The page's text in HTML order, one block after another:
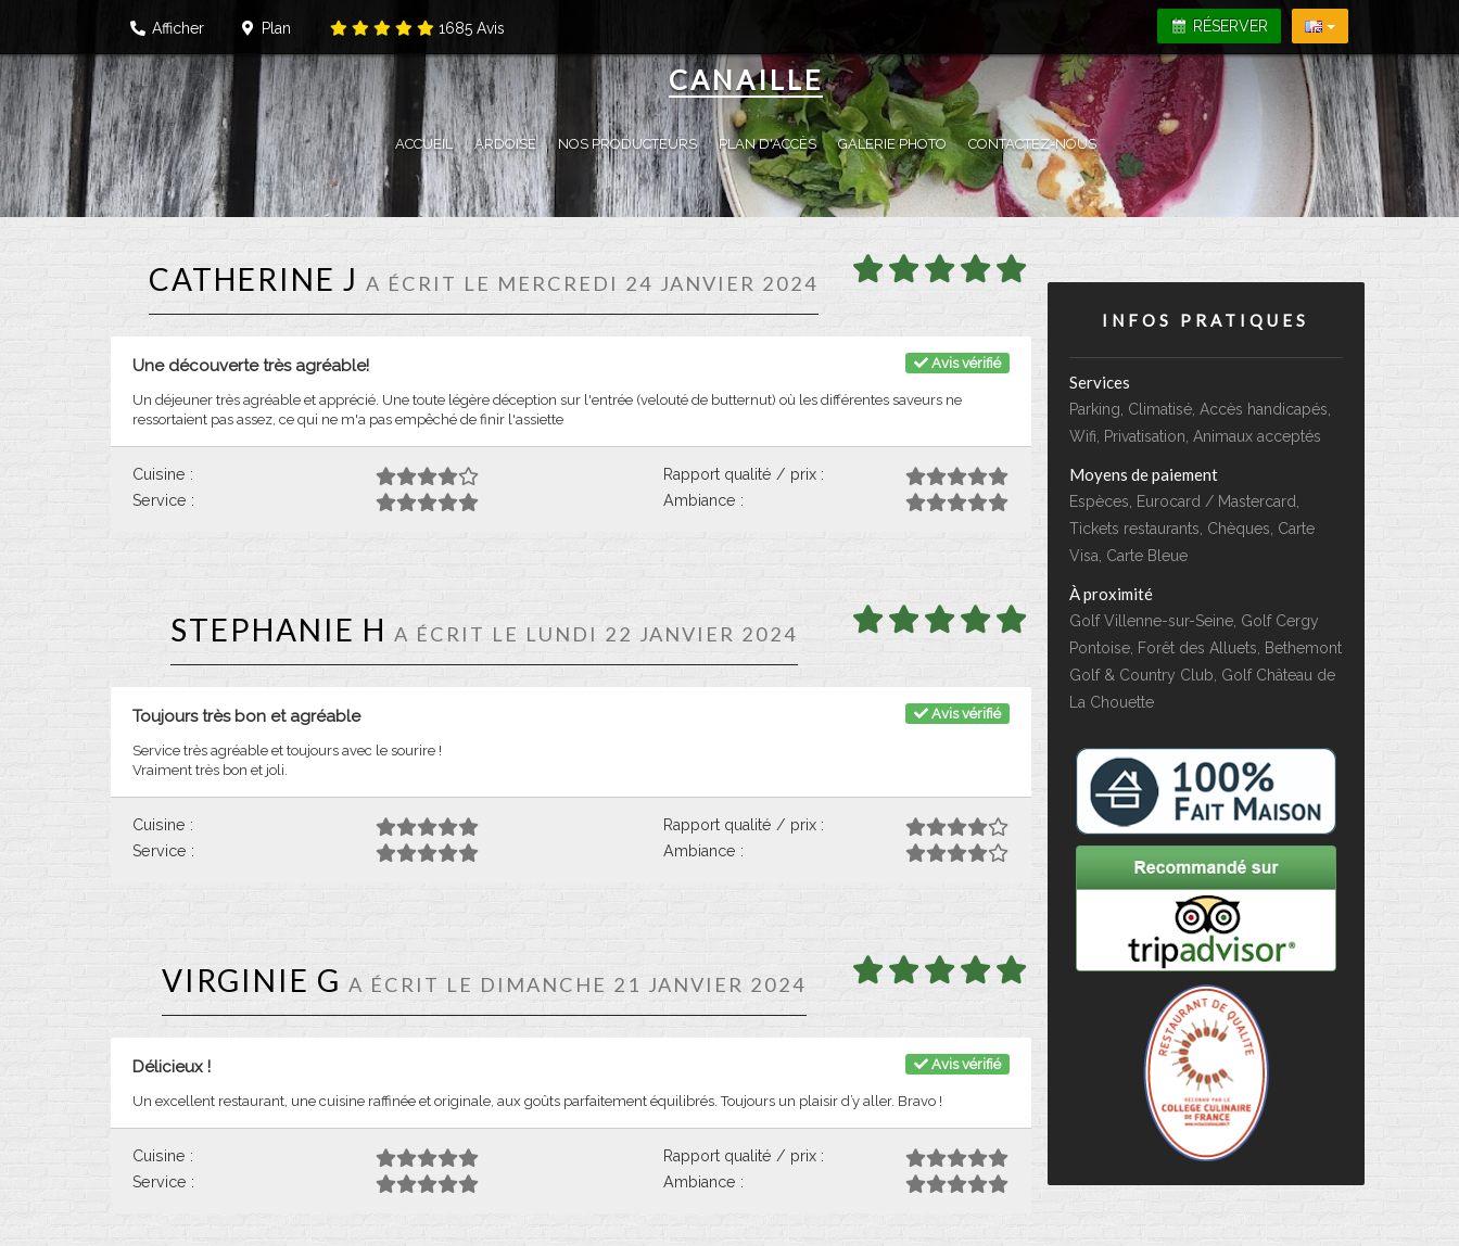
RÉSERVER
Afficher Plan 1685 Avis
CANAILLE
ACCUEIL ARDOISE NOS PRODUCTEURS PLAN D'ACCÈS GALERIE PHOTO CONTACTEZ-NOUS
CATHERINE J A ÉCRIT LE MERCREDI 24 JANVIER 2024
Avis vérifié
Une découverte très agréable!
Un déjeuner très agréable et apprécié. Une toute légère déception sur l'entrée (velouté de butternut) où les différentes saveurs ne
ressortaient pas assez, ce qui ne m'a pas empêché de finir l'assiette
Cuisine :
Rapport qualité / prix :
Service :
Ambiance :
STEPHANIE H A ÉCRIT LE LUNDI 22 JANVIER 2024
Avis vérifié
Toujours très bon et agréable
Service très agréable et toujours avec le sourire !
Vraiment très bon et joli.
Cuisine :
Rapport qualité / prix :
Service :
Ambiance :
VIRGINIE G A ÉCRIT LE DIMANCHE 21 JANVIER 2024
Avis vérifié
Délicieux !
Un excellent restaurant, une cuisine raffinée et originale, aux goûts parfaitement équilibrés. Toujours un plaisir d’y aller. Bravo !
Cuisine :
Rapport qualité / prix :
Service :
Ambiance :
INFOS PRATIQUES
Services
Parking, Climatisé, Accès handicapés,
Wifi, Privatisation, Animaux acceptés
Moyens de paiement
Espèces, Eurocard / Mastercard,
Tickets restaurants, Chèques, Carte
Visa, Carte Bleue
À proximité
Golf Villenne-sur-Seine, Golf Cergy
Pontoise, Forêt des Alluets, Bethemont
Golf & Country Club, Golf Château de
La Chouette